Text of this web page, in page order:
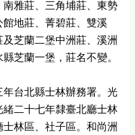
雅莊、三角埔莊、東勢
地莊、菁碧莊、雙溪
芝蘭二堡中洲莊、溪洲
芝蘭一堡，莊名不變。
台北縣士林辦務署。光
二十七年隸臺北廳士林
林區、社子區。和尚洲